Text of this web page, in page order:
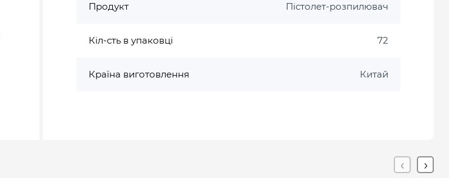
Продукт Пістолет-розпилювач
Кіл-сть в упаковці 72
Країна виготовлення Китай